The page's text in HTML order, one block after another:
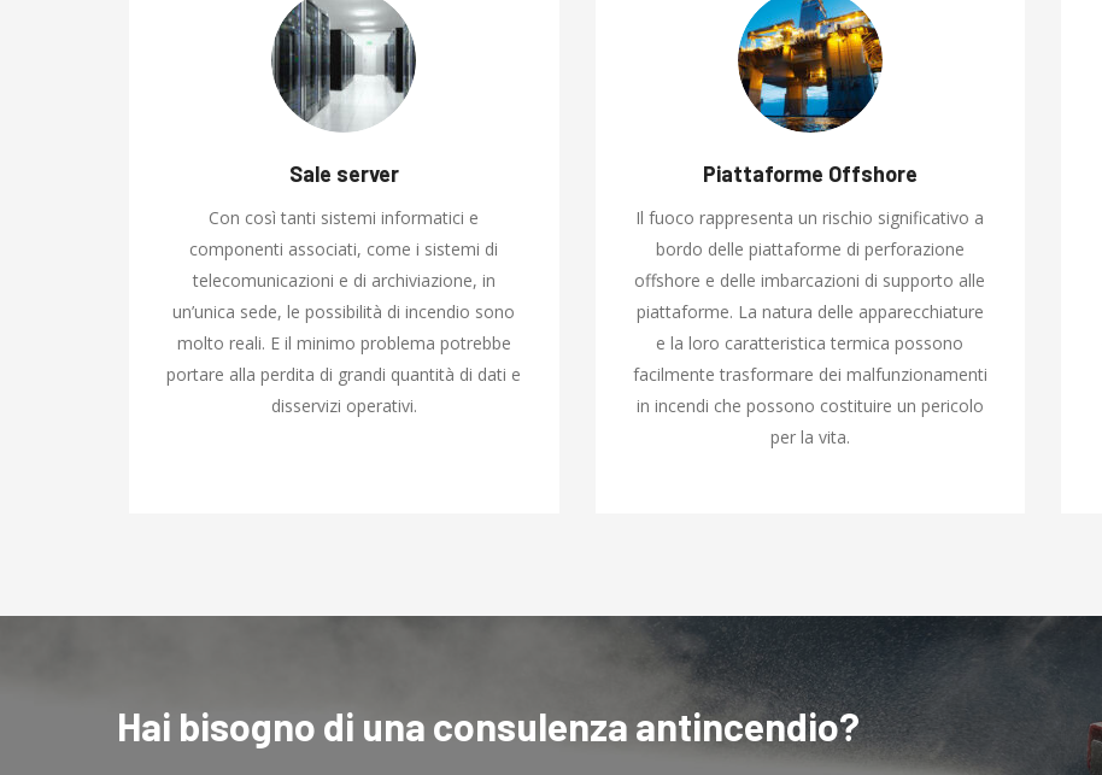
Sale server
Con così tanti sistemi informatici e
componenti associati, come i sistemi di
telecomunicazioni e di archiviazione, in
un’unica sede, le possibilità di incendio sono
molto reali. E il minimo problema potrebbe
portare alla perdita di grandi quantità di dati e
disservizi operativi.
Piattaforme Offshore
Il fuoco rappresenta un rischio significativo a
bordo delle piattaforme di perforazione
offshore e delle imbarcazioni di supporto alle
piattaforme. La natura delle apparecchiature
e la loro caratteristica termica possono
facilmente trasformare dei malfunzionamenti
in incendi che possono costituire un pericolo
per la vita.
Hai bisogno di una consulenza antincendio?